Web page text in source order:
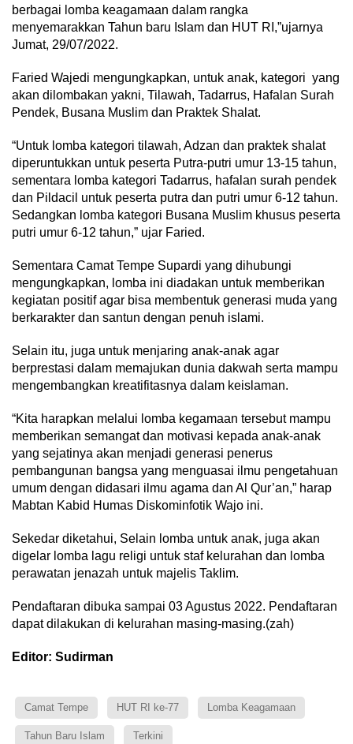
berbagai lomba keagamaan dalam rangka
menyemarakkan Tahun baru Islam dan HUT RI,”ujarnya
Jumat, 29/07/2022.
Faried Wajedi mengungkapkan, untuk anak, kategori yang
akan dilombakan yakni, Tilawah, Tadarrus, Hafalan Surah
Pendek, Busana Muslim dan Praktek Shalat.
“Untuk lomba kategori tilawah, Adzan dan praktek shalat
diperuntukkan untuk peserta Putra-putri umur 13-15 tahun,
sementara lomba kategori Tadarrus, hafalan surah pendek
dan Pildacil untuk peserta putra dan putri umur 6-12 tahun.
Sedangkan lomba kategori Busana Muslim khusus peserta
putri umur 6-12 tahun,” ujar Faried.
Sementara Camat Tempe Supardi yang dihubungi
mengungkapkan, lomba ini diadakan untuk memberikan
kegiatan positif agar bisa membentuk generasi muda yang
berkarakter dan santun dengan penuh islami.
Selain itu, juga untuk menjaring anak-anak agar
berprestasi dalam memajukan dunia dakwah serta mampu
mengembangkan kreatifitasnya dalam keislaman.
“Kita harapkan melalui lomba kegamaan tersebut mampu
memberikan semangat dan motivasi kepada anak-anak
yang sejatinya akan menjadi generasi penerus
pembangunan bangsa yang menguasai ilmu pengetahuan
umum dengan didasari ilmu agama dan Al Qur’an,” harap
Mabtan Kabid Humas Diskominfotik Wajo ini.
Sekedar diketahui, Selain lomba untuk anak, juga akan
digelar lomba lagu religi untuk staf kelurahan dan lomba
perawatan jenazah untuk majelis Taklim.
Pendaftaran dibuka sampai 03 Agustus 2022. Pendaftaran
dapat dilakukan di kelurahan masing-masing.(zah)
Editor: Sudirman
Camat Tempe HUT RI ke-77 Lomba Keagamaan
Tahun Baru Islam Terkini